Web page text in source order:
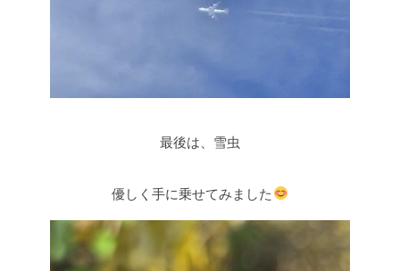
最後は、雪虫
優しく手に乗せてみました